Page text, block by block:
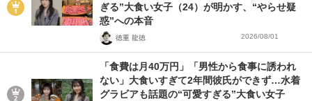
ぎる”大食い女子（24）が明かす、“やらせ疑
惑”への本音
徳重 龍徳 2026/08/01
「食費は月40万円」「男性から食事に誘われ
ない」大食いすぎて2年間彼氏ができず…水着
グラビアも話題の“可愛すぎる”大食い女子